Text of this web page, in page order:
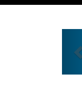
Je